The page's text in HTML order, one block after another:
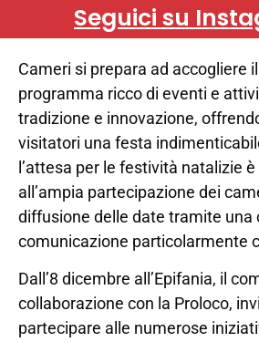
Seguici su
Cameri si prepara ad accogliere
programma ricco di eventi e
tradizione e innovazione,
visitatori una festa
l’attesa per le festività natalizie
all’ampia partecipazione dei
diffusione delle date tramite una
comunicazione particolarmente
Dall’8 dicembre all’Epifania, il
collaborazione con la Proloco,
partecipare alle numerose